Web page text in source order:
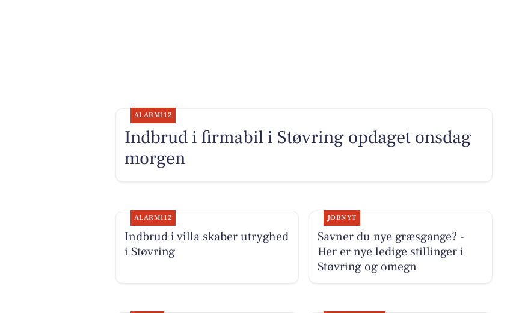
ALARM112
Indbrud i firmabil i Støvring opdaget onsdag
morgen
ALARM112
Indbrud i villa skaber utryghed
i Støvring
JOBNYT
Savner du nye græsgange? -
Her er nye ledige stillinger i
Støvring og omegn